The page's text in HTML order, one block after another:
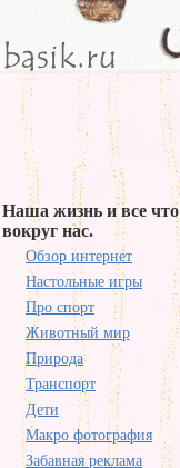
Наша жизнь и все что
вокруг нас.
Обзор интернет
Настольные игры
Про спорт
Животный мир
Природа
Транспорт
Дети
Макро фотография
Забавная реклама